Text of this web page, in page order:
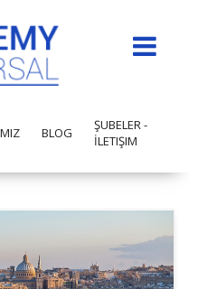
BLOG
ŞUBELER -
İLETIŞIM